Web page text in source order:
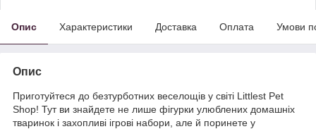
Опис Характеристики Доставка Оплата Умови
Опис
Приготуйтеся до безтурботних веселощів у світі Littlest Pet
Shop! Тут ви знайдете не лише фігурки улюблених домашніх
тваринок і захопливі ігрові набори, але й поринете у